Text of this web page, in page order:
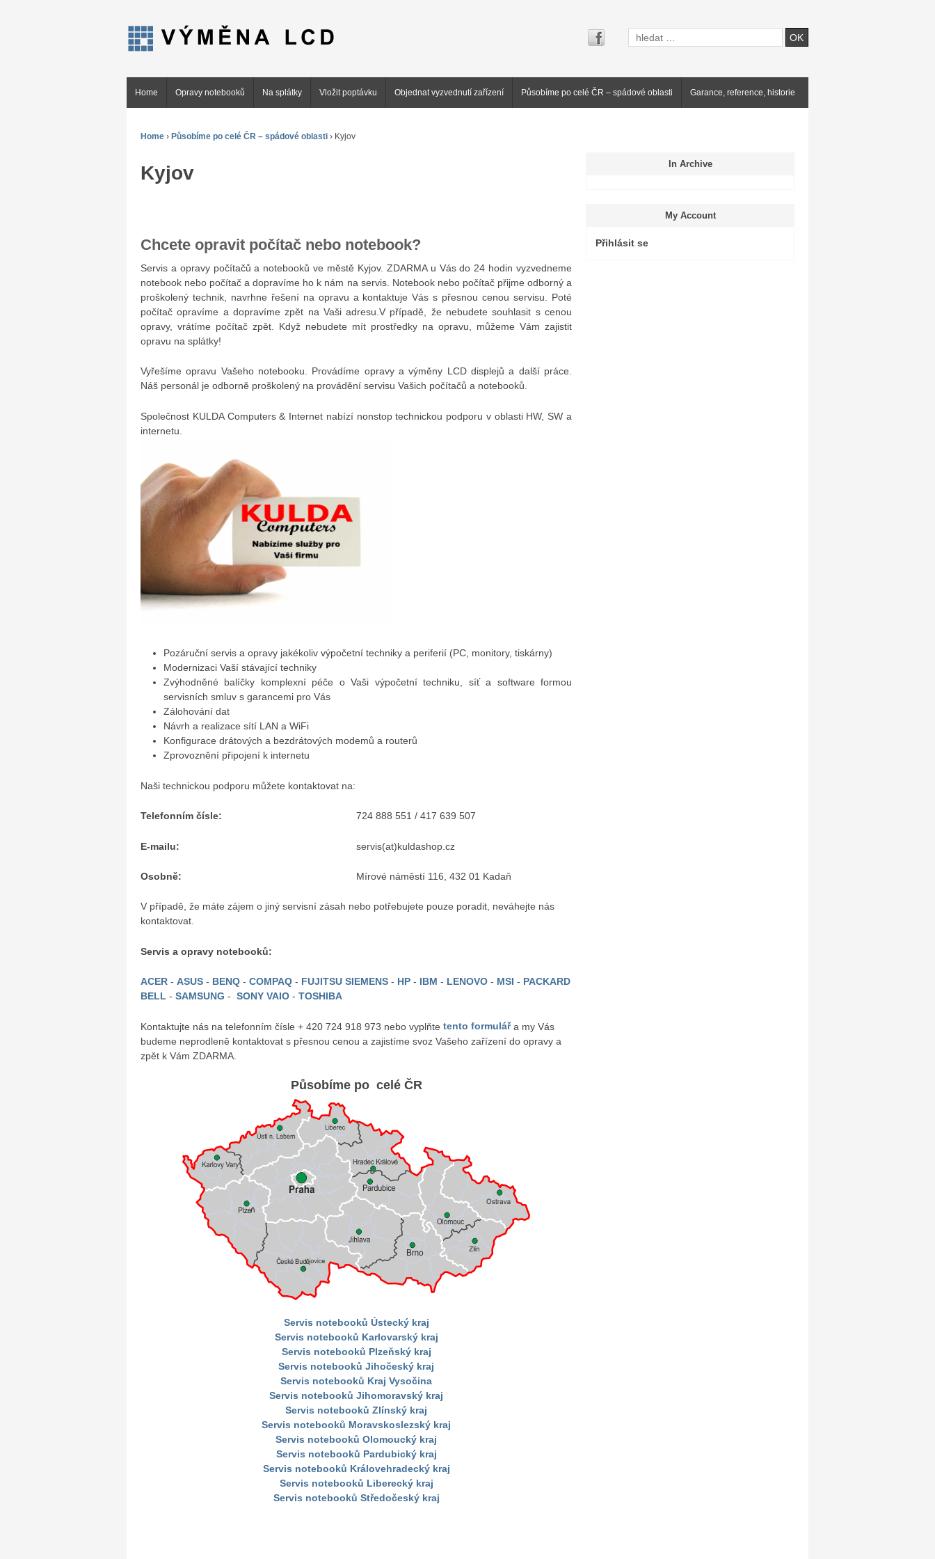
Home Opravy notebooků Na splátky Vložit poptávku Objednat vyzvednutí zařízení Působíme po celé ČR – spádové oblasti Garance, reference, historie
Home › Působíme po celé ČR – spádové oblasti › Kyjov
Kyjov
Chcete opravit počítač nebo notebook?
Servis a opravy počítačů a notebooků ve městě Kyjov. ZDARMA u Vás do 24 hodin vyzvedneme
notebook nebo počítač a dopravíme ho k nám na servis. Notebook nebo počítač přijme odborný a
proškolený technik, navrhne řešení na opravu a kontaktuje Vás s přesnou cenou servisu. Poté
počítač opravíme a dopravíme zpět na Vaši adresu.V případě, že nebudete souhlasit s cenou
opravy, vrátíme počítač zpět. Když nebudete mít prostředky na opravu, můžeme Vám zajistit
opravu na splátky!
Vyřešíme opravu Vašeho notebooku. Provádíme opravy a výměny LCD displejů a další práce.
Náš personál je odborně proškolený na provádění servisu Vašich počítačů a notebooků.
Společnost KULDA Computers & Internet nabízí nonstop technickou podporu v oblasti HW, SW a
internetu.
Pozáruční servis a opravy jakékoliv výpočetní techniky a periferií (PC, monitory, tiskárny)
Modernizaci Vaší stávající techniky
Zvýhodněné balíčky komplexní péče o Vaši výpočetní techniku, síť a software formou
servisních smluv s garancemi pro Vás
Zálohování dat
Návrh a realizace sítí LAN a WiFi
Konfigurace drátových a bezdrátových modemů a routerů
Zprovoznění připojení k internetu
Naši technickou podporu můžete kontaktovat na:
Telefonním čísle:
E-mailu:
Osobně:
724 888 551 / 417 639 507
servis(at)kuldashop.cz
Mírové náměstí 116, 432 01 Kadaň
V případě, že máte zájem o jiný servisní zásah nebo potřebujete pouze poradit, neváhejte nás
kontaktovat.
Servis a opravy notebooků:
ACER - ASUS - BENQ - COMPAQ - FUJITSU SIEMENS - HP - IBM - LENOVO - MSI - PACKARD
BELL - SAMSUNG - SONY VAIO - TOSHIBA
Kontaktujte nás na telefonním čísle + 420 724 918 973 nebo vyplňte tento formulářa my Vás
budeme neprodleně kontaktovat s přesnou cenou a zajistíme svoz Vašeho zařízení do opravy a
zpět k Vám ZDARMA.
Působíme po celé ČR
Servis notebooků Ústecký kraj
Servis notebooků Karlovarský kraj
Servis notebooků Plzeňský kraj
Servis notebooků Jihočeský kraj
Servis notebooků Kraj Vysočina
Servis notebooků Jihomoravský kraj
Servis notebooků Zlínský kraj
Servis notebooků Moravskoslezský kraj
Servis notebooků Olomoucký kraj
Servis notebooků Pardubický kraj
Servis notebooků Královehradecký kraj
Servis notebooků Liberecký kraj
Servis notebooků Středočeský kraj
In Archive
My Account
Přihlásit se